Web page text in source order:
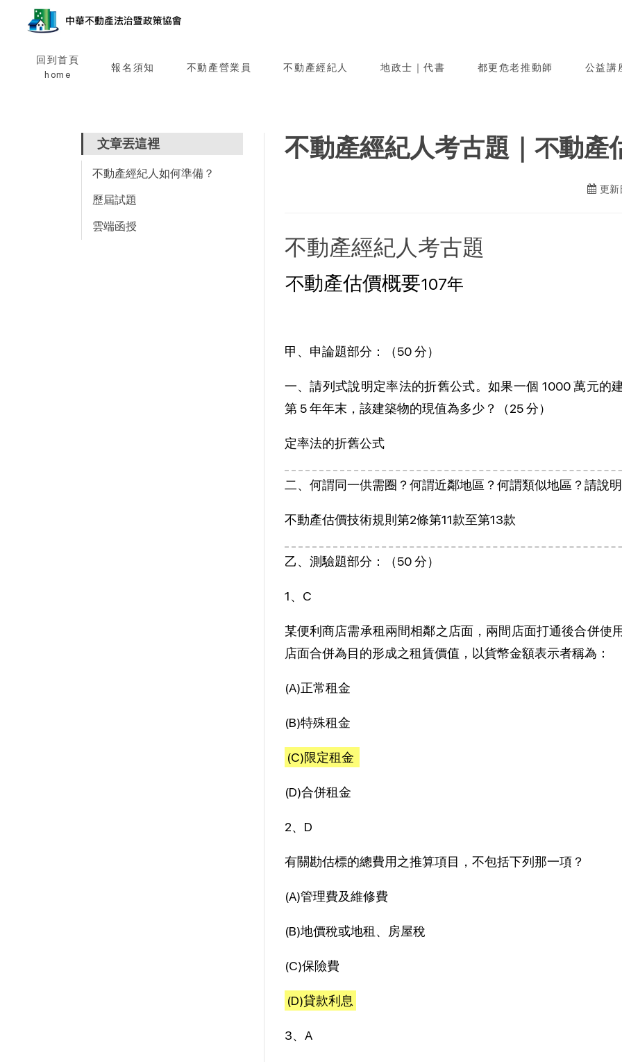
回到首頁
home
報名須知 不動產營業員 不動產經紀人 地政士｜代書 都更危老推動師 公益講
文章丟這裡
不動產經紀人如何準備？
歷屆試題
雲端函授
不動產經紀人考古題｜不動產
更
不動產經紀人考古題
不動產估價概要107年
甲、申論題部分：（50 分）
一、請列式說明定率法的折舊公式。如果一個 1000 萬元的
第 5 年年末，該建築物的現值為多少？（25 分）
定率法的折舊公式
二、何謂同一供需圈？何謂近鄰地區？何謂類似地區？請說明
不動產估價技術規則第2條第11款至第13款
乙、測驗題部分：（50 分）
1、C
某便利商店需承租兩間相鄰之店面，兩間店面打通後合併使
店面合併為目的形成之租賃價值，以貨幣金額表示者稱為：
(A)正常租金
(B)特殊租金
(C)限定租金
(D)合併租金
2、D
有關勘估標的總費用之推算項目，不包括下列那一項？
(A)管理費及維修費
(B)地價稅或地租、房屋稅
(C)保險費
(D)貸款利息
3、A